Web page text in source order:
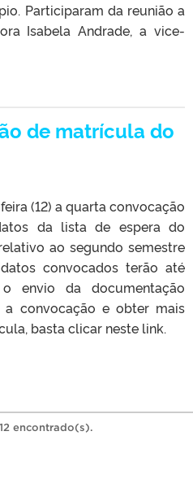
Participaram da reunião a
Isabela Andrade, a vice-
de matrícula do
(12) a quarta convocação
da lista de espera do
ao segundo semestre
convocados terão até
envio da documentação
a convocação e obter mais
basta clicar neste link.
encontrado(s).